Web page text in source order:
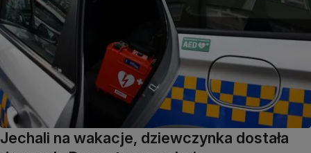
Jechali na wakacje, dziewczynka dostała